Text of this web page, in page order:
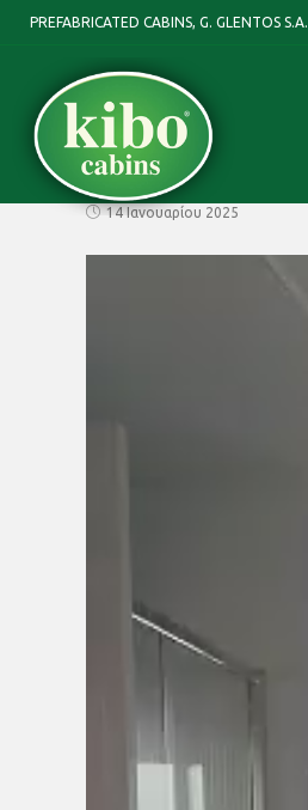
PREFABRICATED CABINS, G. GLENTOS S.A.
14 Ιανουαρίου 2025